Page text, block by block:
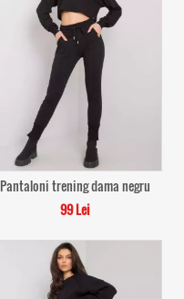
Pantaloni trening dama negru
99 Lei